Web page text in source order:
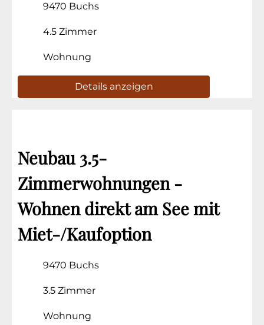
9470 Buchs
4.5 Zimmer
Wohnung
Details anzeigen
Neubau 3.5-
Zimmerwohnungen -
Wohnen direkt am See mit
Miet-/Kaufoption
9470 Buchs
3.5 Zimmer
Wohnung